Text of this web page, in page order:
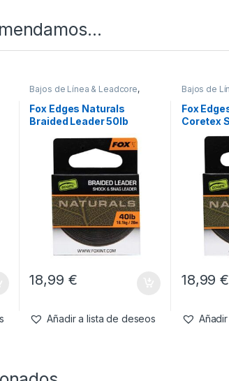
Bajos de Línea & Leadcore,
Material Montajes
Fox Edges Naturals
Braided Leader 50lb
18,99 €
Añadir a lista de deseos
Bajos de
Material
Fox
Coretex
18,99€